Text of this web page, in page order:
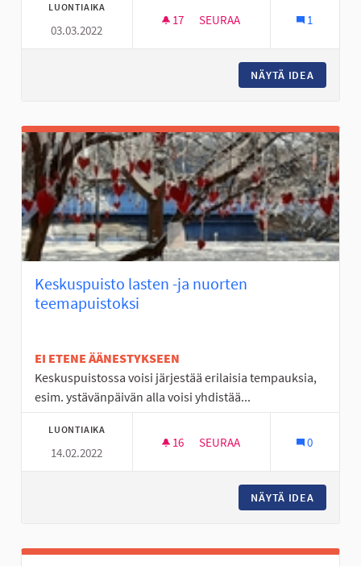
LUONTIAIKA
03.03.2022
17 17 SEURAAJAA
SEURAA 1
NÄYTÄ IDEA
Keskuspuisto lasten -ja nuorten
teemapuistoksi
EI ETENE ÄÄNESTYKSEEN
Keskuspuistossa voisi järjestää erilaisia tempauksia,
esim. ystävänpäivän alla voisi yhdistää...
LUONTIAIKA
14.02.2022
16 16 SEURAAJAA
SEURAA 0
NÄYTÄ IDEA